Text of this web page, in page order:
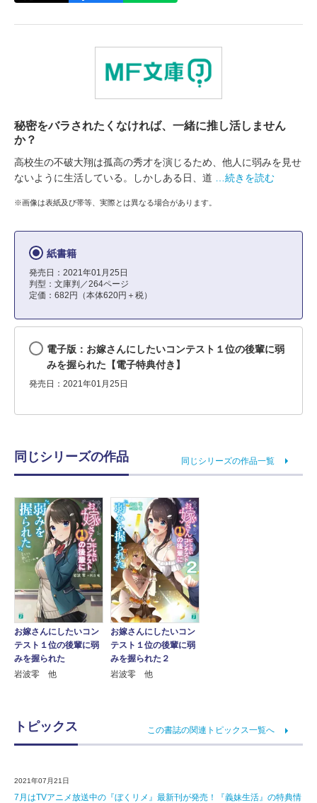
秘密をバラされたくなければ、一緒に推し活しません
か？
高校生の不破大翔は孤高の秀才を演じるため、他人に弱みを見せ
ないように生活している。しかしある日、道
…続きを読む
※画像は表紙及び帯等、実際とは異なる場合があります。
紙書籍
発売日：2021年01月25日
判型：文庫判／264ページ
定価：682円（本体620円＋税）
電子版：お嫁さんにしたいコンテスト１位の後輩に弱
みを握られた【電子特典付き】
発売日：2021年01月25日
同じシリーズの作品 同じシリーズの作品一覧
お嫁さんにしたいコン
テスト１位の後輩に弱
みを握られた
岩波零 他
お嫁さんにしたいコン
テスト１位の後輩に弱
みを握られた２
岩波零 他
トピックス この書誌の関連トピックス一覧へ
2021年07月21日
7月はTVアニメ放送中の『ぼくリメ』最新刊が発売！『義妹生活』の特典情